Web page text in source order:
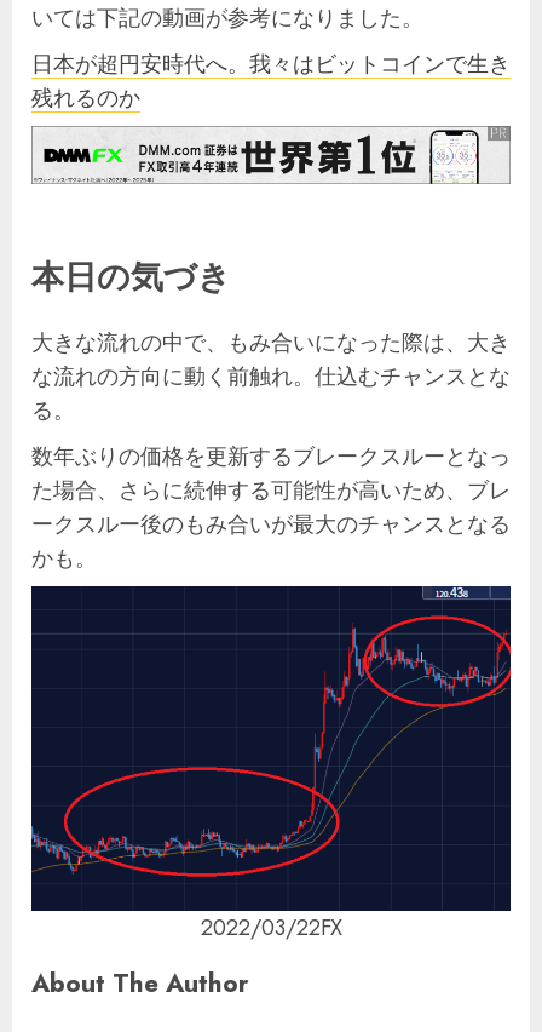
いては下記の動画が参考になりました。
日本が超円安時代へ。我々はビットコインで生き
残れるのか
本日の気づき
大きな流れの中で、もみ合いになった際は、大き
な流れの方向に動く前触れ。仕込むチャンスとな
る。
数年ぶりの価格を更新するブレークスルーとなっ
た場合、さらに続伸する可能性が高いため、ブレ
ークスルー後のもみ合いが最大のチャンスとなる
かも。
2022/03/22FX
About The Author